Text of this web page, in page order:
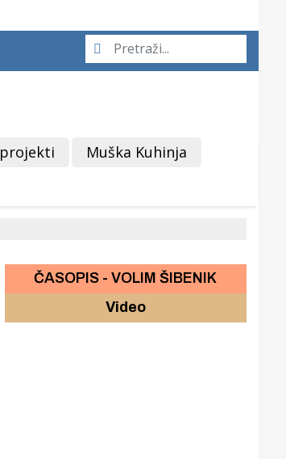
Muška Kuhinja
ČASOPIS - VOLIM ŠIBENIK
Video